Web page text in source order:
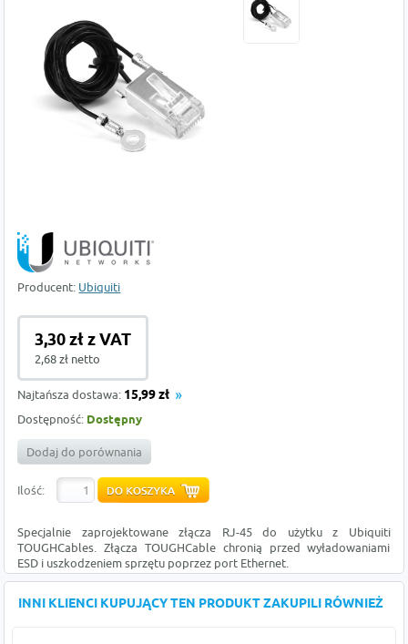
Producent: Ubiquiti
3,30 zł z VAT
2,68 zł netto
Najtańsza dostawa: 15,99 zł
Dostępność: Dostępny
Dodaj do porównania
Ilość:
Specjalnie zaprojektowane złącza RJ-45 do użytku z Ubiquiti
TOUGHCables. Złącza TOUGHCable chronią przed wyładowaniami
ESD i uszkodzeniem sprzętu poprzez port Ethernet.
INNI KLIENCI KUPUJĄCY TEN PRODUKT ZAKUPILI RÓWNIEŻ